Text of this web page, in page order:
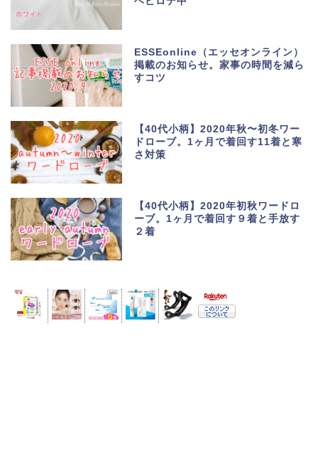
ESSEonline（エッセオンライン）
掲載のお知らせ。家事の時間を減ら
すコツ
【40代小柄】2020年秋〜初冬ワー
ドローブ。1ヶ月で着回す11着と寒
さ対策
【40代小柄】2020年初秋ワードロ
ーブ。1ヶ月で着回す９着と手放す
２着